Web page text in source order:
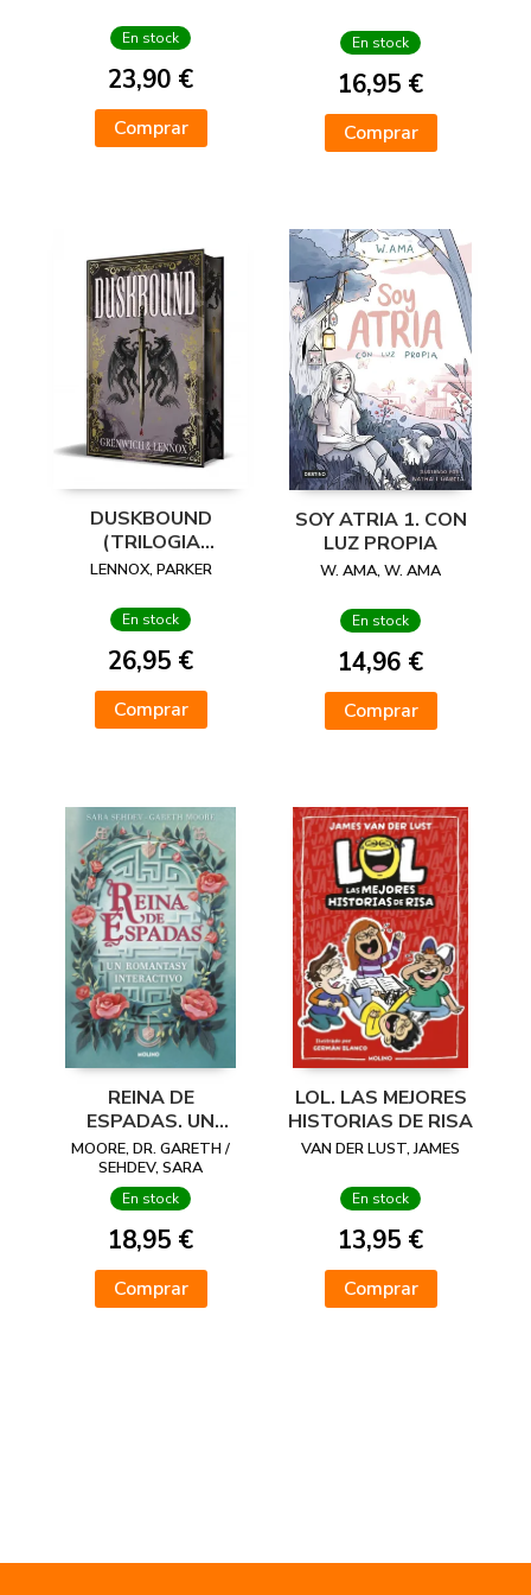
En stock
23,90 €
Comprar
En stock
16,95 €
Comprar
DUSKBOUND
(TRILOGIA
ESPRITHEAN 2)
LENNOX, PARKER
En stock
26,95 €
Comprar
SOY ATRIA 1. CON
LUZ PROPIA
W. AMA, W. AMA
En stock
14,96 €
Comprar
REINA DE
ESPADAS. UN
ROMANTASY
INTERACTIVO
MOORE, DR. GARETH /
SEHDEV, SARA
En stock
18,95 €
Comprar
LOL. LAS MEJORES
HISTORIAS DE RISA
VAN DER LUST, JAMES
En stock
13,95 €
Comprar